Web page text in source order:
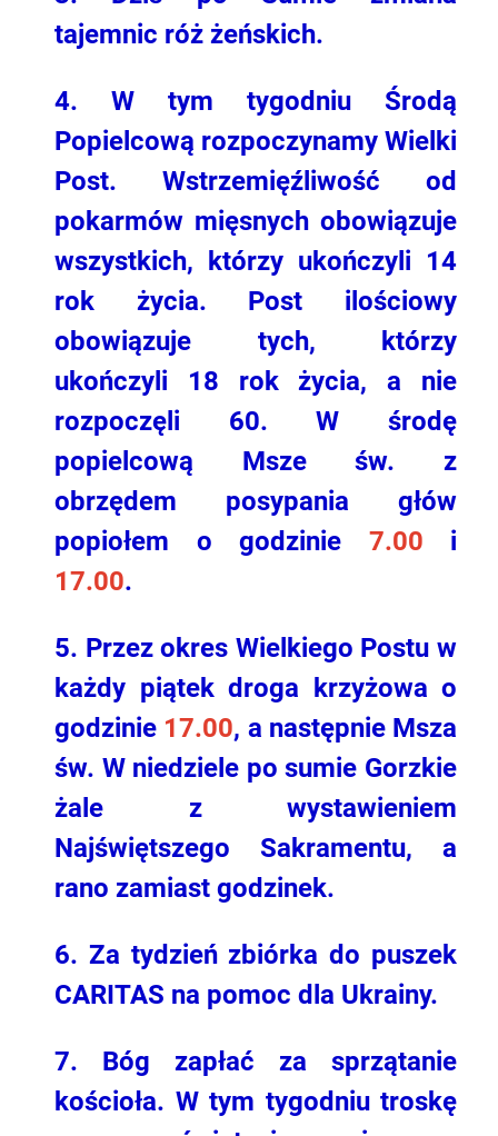
tajemnic róż żeńskich.
4. W tym tygodniu Środą
Popielcową rozpoczynamy Wielki
Post. Wstrzemięźliwość od
pokarmów mięsnych obowiązuje
wszystkich, którzy ukończyli 14
rok życia. Post ilościowy
obowiązuje tych, którzy
ukończyli 18 rok życia, a nie
rozpoczęli 60. W środę
popielcową Msze św. z
obrzędem posypania głów
popiołem o godzinie 7.00 i
17.00.
5. Przez okres Wielkiego Postu w
każdy piątek droga krzyżowa o
godzinie 17.00, a następnie Msza
św. W niedziele po sumie Gorzkie
żale z wystawieniem
Najświętszego Sakramentu, a
rano zamiast godzinek.
6. Za tydzień zbiórka do puszek
CARITAS na pomoc dla Ukrainy.
7. Bóg zapłać za sprzątanie
kościoła. W tym tygodniu troskę